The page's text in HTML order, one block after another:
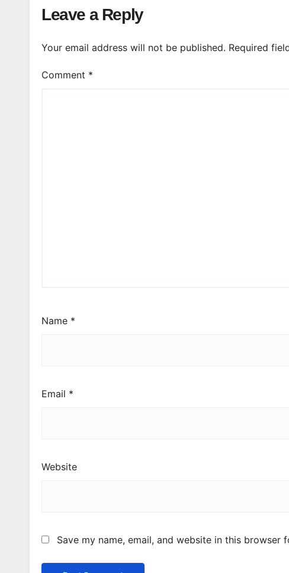
Leave a Reply
Your email address will not be published. Required
Comment *
Name *
Email *
Website
Save my name, email, and website in this browser